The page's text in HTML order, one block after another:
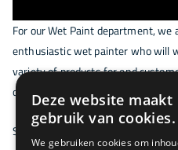
For our Wet Paint department, we
enthusiastic wet painter who will
variety of products for end
offshore sector.
See the real work in action – watch
Deze website maakt
gebruik van cookies.
We gebruiken cookies om